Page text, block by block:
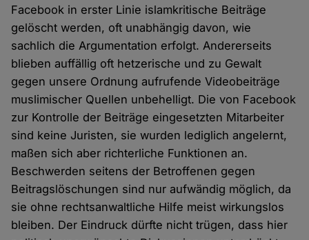
Facebook in erster Linie islamkritische Beiträge
gelöscht werden, oft unabhängig davon, wie
sachlich die Argumentation erfolgt. Andererseits
blieben auffällig oft hetzerische und zu Gewalt
gegen unsere Ordnung aufrufende Videobeiträge
muslimischer Quellen unbehelligt. Die von Facebook
zur Kontrolle der Beiträge eingesetzten Mitarbeiter
sind keine Juristen, sie wurden lediglich angelernt,
maßen sich aber richterliche Funktionen an.
Beschwerden seitens der Betroffenen gegen
Beitragslöschungen sind nur aufwändig möglich, da
sie ohne rechtsanwaltliche Hilfe meist wirkungslos
bleiben. Der Eindruck dürfte nicht trügen, dass hier